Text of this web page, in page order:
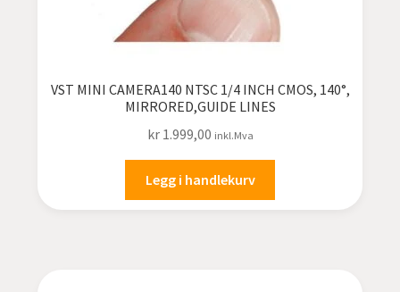
VST MINI CAMERA140 NTSC 1/4 INCH CMOS, 140°,
MIRRORED,GUIDE LINES
kr1.999,00 inkl.Mva
Legg i handlekurv